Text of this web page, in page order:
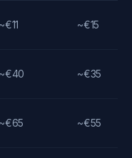
~€11 ~€15
~€40 ~€35
~€65 ~€55